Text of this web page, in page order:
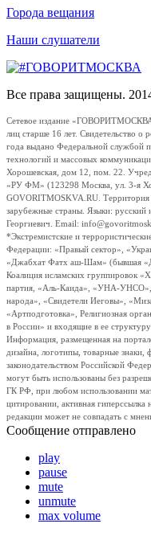
Города вещания
Наши слушатели
Все права защищены.
Сетевое издание
лиц старше 16 лет. Свидетельство
года выдано Федеральной службой
технологий и массовых
Хорошевская, дом 12, пом. 22.
«РУ ФМ» (123298 Москва, ул. 3-я
GOVORITMOSKVA.RU. Территория
зарубежные страны. Языки: русский
Георгиевич. Email:
*Экстремистские и
Федерации: «Правый сектор»,
«Джабхат Фатх аш-Шам» (бывшая
Коалиция исламских группировок
партия, «Аль-Каида», «УНА-УНСО»,
народа», «Свидетели Иеговы»,
«Артподготовка», Религиозная
в России» и входящие в ее
Информация, размещенная на
дизайна, логотипы, товарные
законодательством Российской
могут быть использованы без
ГК РФ, при любом использовании
цитировании, активная гиперссылка
редакции может не совпадать с
Сообщение отправлено
play
pause
mute
unmute
max volume